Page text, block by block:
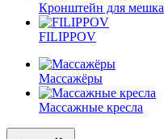
Кронштейн для мешка
FILIPPOV
Массажёры
Массажные кресла